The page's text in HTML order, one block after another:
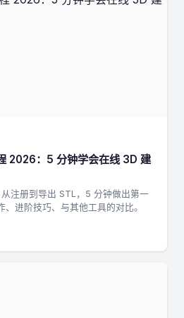
2026：5 分钟学会在线 3D 建
注册到导出 STL，5 分钟做出第一
进阶技巧、与其他工具的对比。